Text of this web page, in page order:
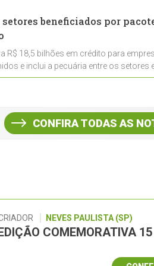
beneficiados por pacote
R$ 18,5 bilhões em crédito para
e inclui a pecuária entre os setores
CONFIRA TODAS AS
NEVES PAULISTA (SP)
COMEMORATIVA